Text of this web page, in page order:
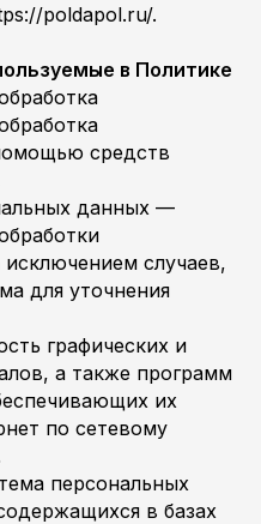
poldapol.ru/.
в Политике
средств
данных —
случаев,
для уточнения
графических и
а также программ
их
по сетевому
персональных
в базах